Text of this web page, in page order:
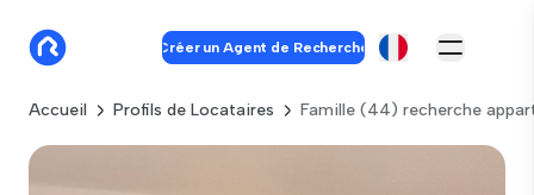
Créer un Agent de Recherche
Accueil Profils de Locataires Famille (44) recherche